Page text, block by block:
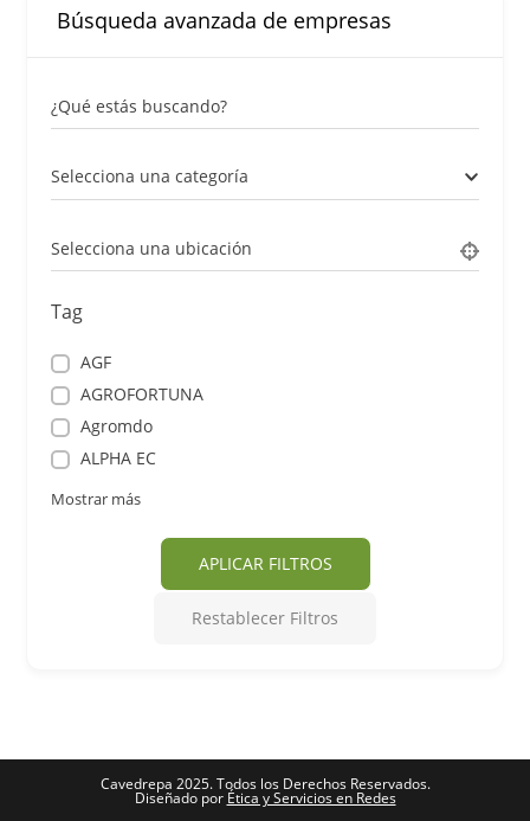
Búsqueda avanzada de empresas
¿Qué estás buscando?
Selecciona una categoría
Selecciona una ubicación
Tag
AGF
AGROFORTUNA
Agromdo
ALPHA EC
Mostrar más
APLICAR FILTROS
Restablecer Filtros
Cavedrepa 2025. Todos los Derechos Reservados.
Diseñado por Ética y Servicios en Redes